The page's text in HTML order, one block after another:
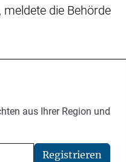
die Behörde
aus Ihrer Region und
Registrieren